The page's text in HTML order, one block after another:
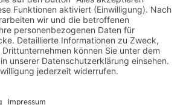
5865 0030 0000 9559 55